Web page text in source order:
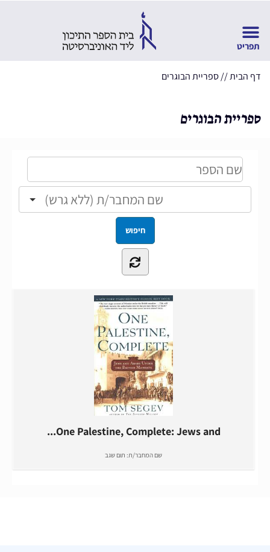
דף הבית//ספריית הבוגרים
ספריית הבוגרים
One Palestine, Complete: Jews and...
שם המחבר/ת: תום שגב